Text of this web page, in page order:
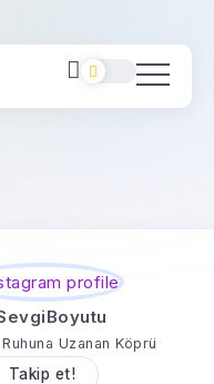
Uzanan Köprü
Takip et!